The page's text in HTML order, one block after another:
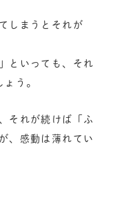
しまうとそれが
といっても、それ
う。
それが続けば「ふ
、感動は薄れてい